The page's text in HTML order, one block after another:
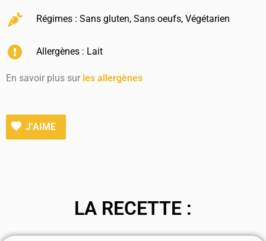
Régimes :Sans gluten,Sans oeufs,Végétarien
Allergènes : Lait
En savoir plus sur les allergènes
J’AIME
LA RECETTE :